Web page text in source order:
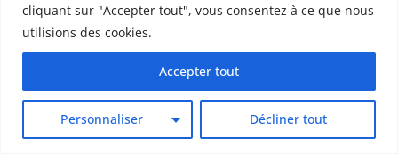
cliquant sur "Accepter tout", vous consentez à ce que nous
utilisions des cookies.
Personnaliser Décliner tout
Accepter tout
Droit de la consommation
Droit du travail